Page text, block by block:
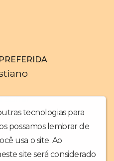
Sofrer
tecnologias para
possamos lembrar de
usa o site. Ao
site será considerado